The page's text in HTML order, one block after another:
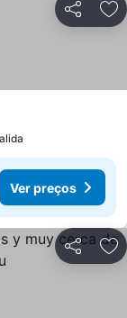
Partilhar
Ver preços
Partilhar